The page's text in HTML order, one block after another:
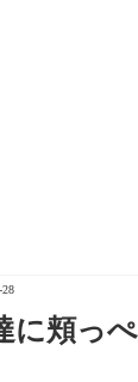
28
に頬っ